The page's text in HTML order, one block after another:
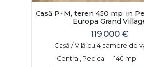
Casă P+M, teren 450 mp, in
Europa Grand
119,000 €
Casă / Vilă cu 4 camere de
Central, Pecica
140 mp